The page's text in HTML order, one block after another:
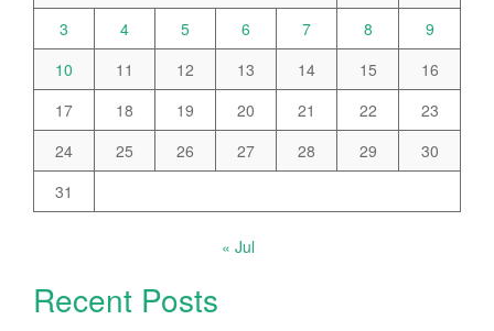
3
4 5 6 7 8
9
10
11 12 13 14 15
16
17
18 19 20 21 22
23
24
25 26 27 28 29
30
31
« Jul
Recent Posts